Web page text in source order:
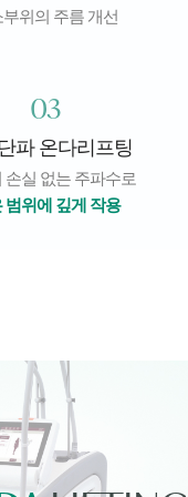
부위의 주름 개선
03
파 온다리프팅
손실 없는 주파수로
범위에 깊게 작용